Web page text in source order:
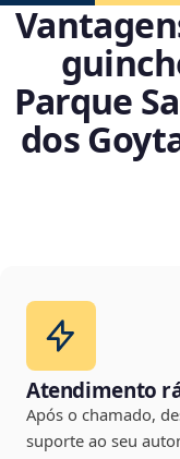
Parque
dos
Atendimento
Após o chamado,
suporte ao seu